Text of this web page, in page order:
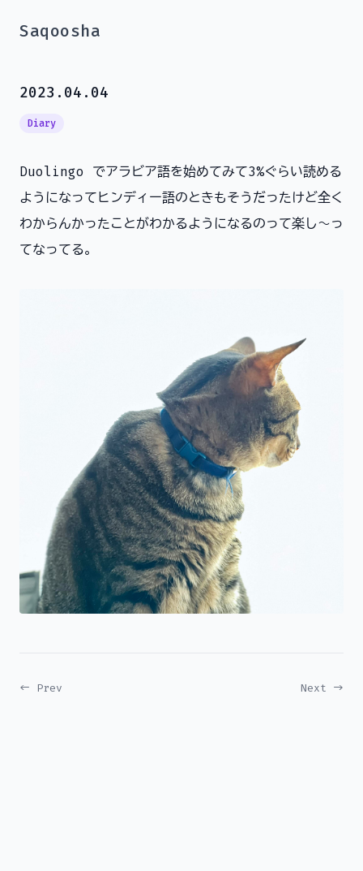
Saqoosha
2023.04.04
Diary
Duolingo でアラビア語を始めてみて3%ぐらい読める
ようになってヒンディー語のときもそうだったけど全く
わからんかったことがわかるようになるのって楽し〜っ
てなってる。
← Prev Next →